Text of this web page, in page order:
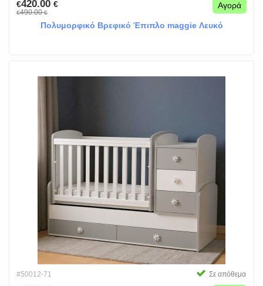
€420.00 €
€490.00€
Αγορά
Πολυμορφικό Βρεφικό Έπιπλο maggie Λευκό
#50012-71 Σε απόθεμα